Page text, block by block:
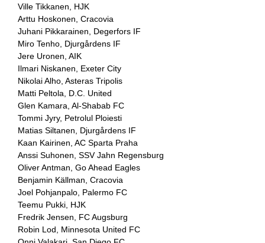
Ville Tikkanen, HJK
Arttu Hoskonen, Cracovia
Juhani Pikkarainen, Degerfors IF
Miro Tenho, Djurgårdens IF
Jere Uronen, AIK
Ilmari Niskanen, Exeter City
Nikolai Alho, Asteras Tripolis
Matti Peltola, D.C. United
Glen Kamara, Al-Shabab FC
Tommi Jyry, Petrolul Ploiesti
Matias Siltanen, Djurgårdens IF
Kaan Kairinen, AC Sparta Praha
Anssi Suhonen, SSV Jahn Regensburg
Oliver Antman, Go Ahead Eagles
Benjamin Källman, Cracovia
Joel Pohjanpalo, Palermo FC
Teemu Pukki, HJK
Fredrik Jensen, FC Augsburg
Robin Lod, Minnesota United FC